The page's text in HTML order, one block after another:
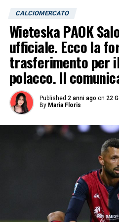
CALCIOMERCATO
Wieteska PAOK
ufficiale. Ecco la
trasferimento per
polacco. Il
Published 2 anni ago on 22
By Maria Floris